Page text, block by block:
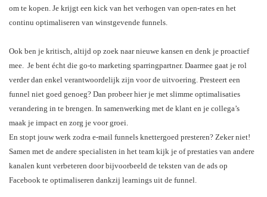
om te kopen. Je krijgt een kick van het verhogen van open-rates en het
continu optimaliseren van winstgevende funnels.
Ook ben je kritisch, altijd op zoek naar nieuwe kansen en denk je proactief
mee. Je bent écht die go-to marketing sparringpartner. Daarmee gaat je rol
verder dan enkel verantwoordelijk zijn voor de uitvoering. Presteert een
funnel niet goed genoeg? Dan probeer hier je met slimme optimalisaties
verandering in te brengen. In samenwerking met de klant en je collega’s
maak je impact en zorg je voor groei.
En stopt jouw werk zodra e-mail funnels knettergoed presteren? Zeker niet!
Samen met de andere specialisten in het team kijk je of prestaties van andere
kanalen kunt verbeteren door bijvoorbeeld de teksten van de ads op
Facebook te optimaliseren dankzij learnings uit de funnel.